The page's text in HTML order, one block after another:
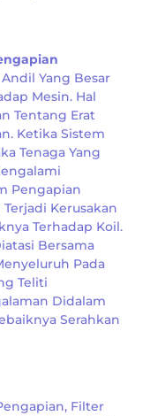
Yang Besar
Mesin. Hal
Tentang Erat
Ketika Sistem
Tenaga Yang
Pengapian
Kerusakan
Terhadap Koil.
Bersama
Pada
Teliti
Didalam
Serahkan
Filter